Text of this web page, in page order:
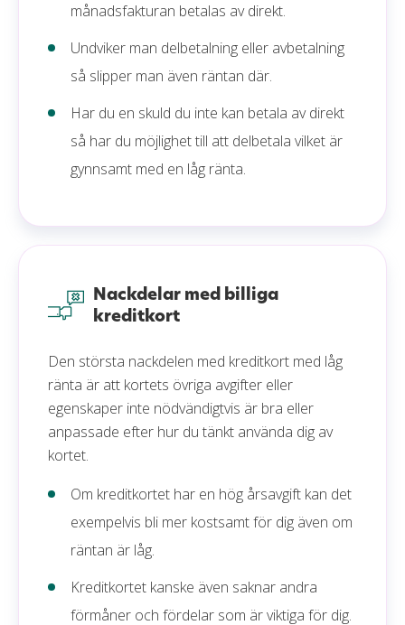
månadsfakturan betalas av direkt.
Undviker man delbetalning eller avbetalning
så slipper man även räntan där.
Har du en skuld du inte kan betala av direkt
så har du möjlighet till att delbetala vilket är
gynnsamt med en låg ränta.
Nackdelar med billiga
kreditkort
Den största nackdelen med kreditkort med låg
ränta är att kortets övriga avgifter eller
egenskaper inte nödvändigtvis är bra eller
anpassade efter hur du tänkt använda dig av
kortet.
Om kreditkortet har en hög årsavgift kan det
exempelvis bli mer kostsamt för dig även om
räntan är låg.
Kreditkortet kanske även saknar andra
förmåner och fördelar som är viktiga för dig.